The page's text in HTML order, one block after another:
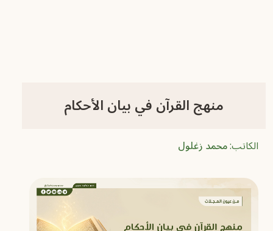
منهج القرآن في بيان الأحكام
الكاتب:محمد زغلول